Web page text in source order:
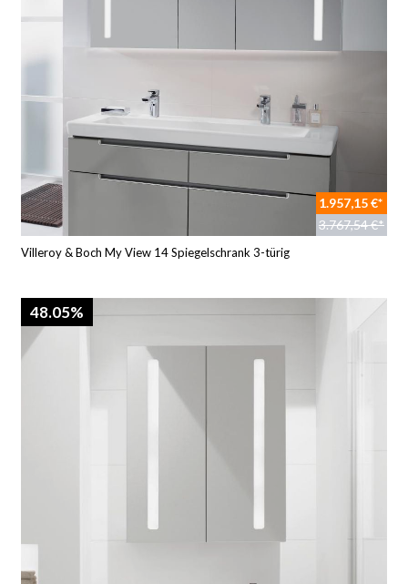
1.957,15 €*
3.767,54 €*
Villeroy & Boch My View 14 Spiegelschrank 3-türig
48.05%